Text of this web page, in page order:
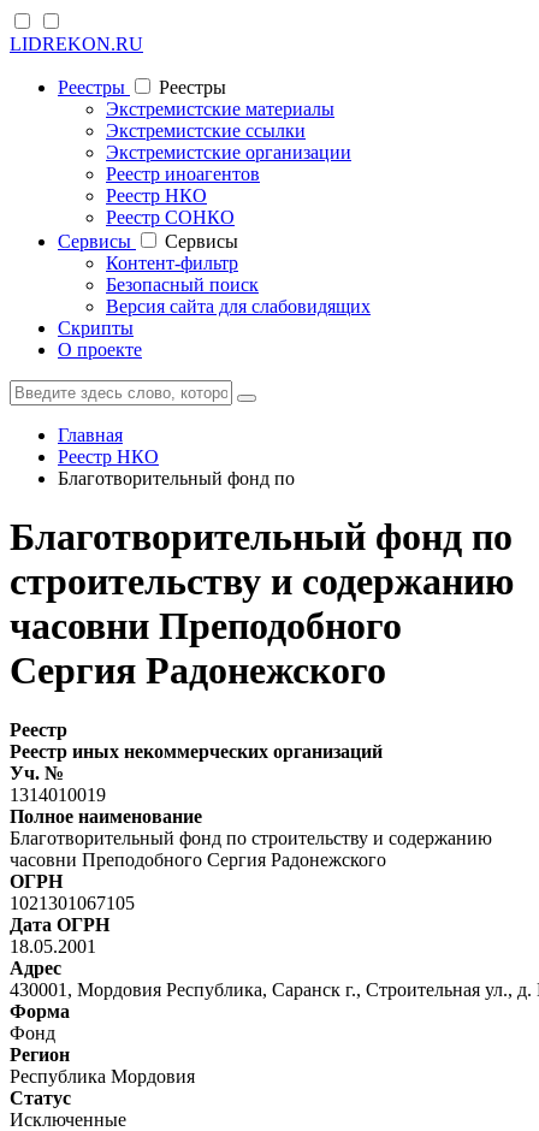
LIDREKON.RU
Реестры
Реестры
Экстремистские материалы
Экстремистские ссылки
Экстремистские организации
Реестр иноагентов
Реестр НКО
Реестр СОНКО
Cервисы
Cервисы
Контент-фильтр
Безопасный поиск
Версия сайта для слабовидящих
Скрипты
О проекте
Главная
Реестр НКО
Благотворительный фонд по
Благотворительный фонд по
строительству и содержанию
часовни Преподобного
Сергия Радонежского
Реестр
Реестр иных некоммерческих организаций
Уч. №
1314010019
Полное наименование
Благотворительный фонд по строительству и содержанию
часовни Преподобного Сергия Радонежского
ОГРН
1021301067105
Дата ОГРН
18.05.2001
Адрес
430001, Мордовия Республика, Саранск г., Строительная ул.,
Форма
Фонд
Регион
Республика Мордовия
Статус
Исключенные